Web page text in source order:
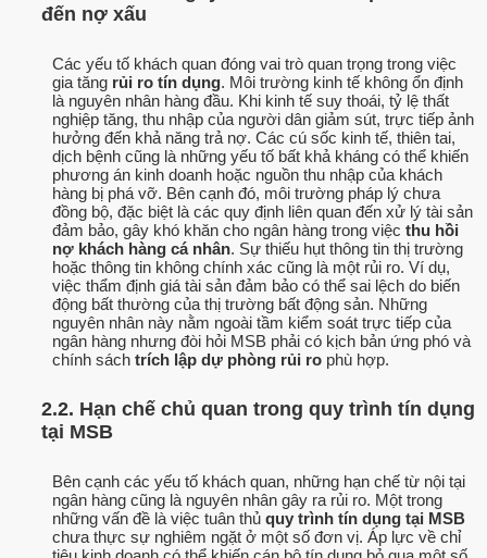
đến nợ xấu
Các yếu tố khách quan đóng vai trò quan trọng trong việc
gia tăng rủi ro tín dụng. Môi trường kinh tế không ổn định
là nguyên nhân hàng đầu. Khi kinh tế suy thoái, tỷ lệ thất
nghiệp tăng, thu nhập của người dân giảm sút, trực tiếp ảnh
hưởng đến khả năng trả nợ. Các cú sốc kinh tế, thiên tai,
dịch bệnh cũng là những yếu tố bất khả kháng có thể khiến
phương án kinh doanh hoặc nguồn thu nhập của khách
hàng bị phá vỡ. Bên cạnh đó, môi trường pháp lý chưa
đồng bộ, đặc biệt là các quy định liên quan đến xử lý tài sản
đảm bảo, gây khó khăn cho ngân hàng trong việc thu hồi
nợ khách hàng cá nhân. Sự thiếu hụt thông tin thị trường
hoặc thông tin không chính xác cũng là một rủi ro. Ví dụ,
việc thẩm định giá tài sản đảm bảo có thể sai lệch do biến
động bất thường của thị trường bất động sản. Những
nguyên nhân này nằm ngoài tầm kiểm soát trực tiếp của
ngân hàng nhưng đòi hỏi MSB phải có kịch bản ứng phó và
chính sách trích lập dự phòng rủi ro phù hợp.
2.2. Hạn chế chủ quan trong quy trình tín dụng
tại MSB
Bên cạnh các yếu tố khách quan, những hạn chế từ nội tại
ngân hàng cũng là nguyên nhân gây ra rủi ro. Một trong
những vấn đề là việc tuân thủ quy trình tín dụng tại MSB
chưa thực sự nghiêm ngặt ở một số đơn vị. Áp lực về chỉ